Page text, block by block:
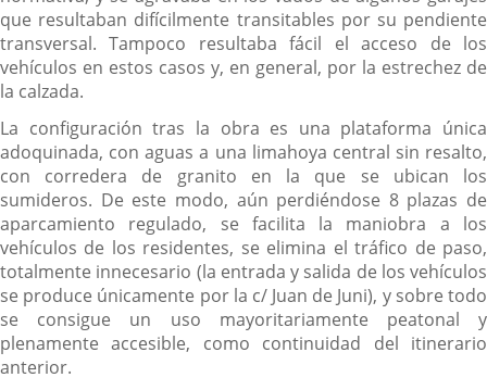
que resultaban difícilmente transitables por su pendiente
transversal. Tampoco resultaba fácil el acceso de los
vehículos en estos casos y, en general, por la estrechez de
la calzada.
La configuración tras la obra es una plataforma única
adoquinada, con aguas a una limahoya central sin resalto,
con corredera de granito en la que se ubican los
sumideros. De este modo, aún perdiéndose 8 plazas de
aparcamiento regulado, se facilita la maniobra a los
vehículos de los residentes, se elimina el tráfico de paso,
totalmente innecesario (la entrada y salida de los vehículos
se produce únicamente por la c/ Juan de Juni), y sobre todo
se consigue un uso mayoritariamente peatonal y
plenamente accesible, como continuidad del itinerario
anterior.